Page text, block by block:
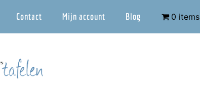
Contact Mijn account Blog 0 items